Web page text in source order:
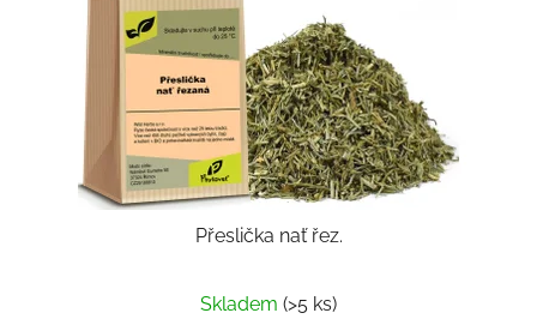
Přeslička nať řez.
Skladem (>5 ks)